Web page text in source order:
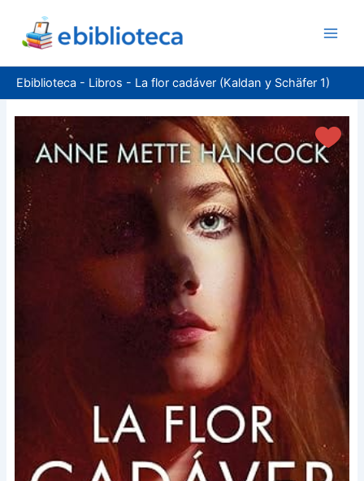
contenido
Ebiblioteca - Libros - La flor cadáver (Kaldan y Schäfer 1)